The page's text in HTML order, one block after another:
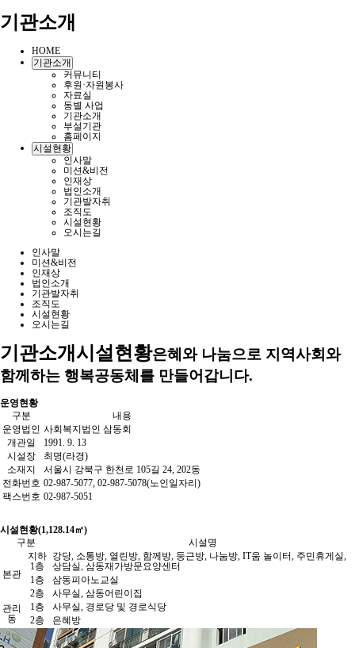
기관소개
HOME
기관소개
커뮤니티
후원·자원봉사
자료실
동별 사업
기관소개
부설기관
홈페이지
시설현황
인사말
미션&비전
인재상
법인소개
기관발자취
조직도
시설현황
오시는길
인사말
미션&비전
인재상
법인소개
기관발자취
조직도
시설현황
오시는길
기관소개시설현황은혜와 나눔으로 지역사회와
함께하는 행복공동체를 만들어갑니다.
운영현황
구분
내용
운영법인 사회복지법인 삼동회
개관일
1991. 9. 13
시설장
최명(라경)
소재지
서울시 강북구 한천로 105길 24, 202동
전화번호 02-987-5077, 02-987-5078(노인일자리)
팩스번호 02-987-5051
시설현황(1,128.14㎡)
구분
시설명
본관
지하
1층
강당, 소통방, 열린방, 함께방, 둥근방, 나눔방, IT움 놀이터, 주민휴게실,
상담실, 삼동재가방문요양센터
1층
삼동피아노교실
2층
사무실, 삼동어린이집
관리
동
1층
사무실, 경로당 및 경로식당
2층
은혜방